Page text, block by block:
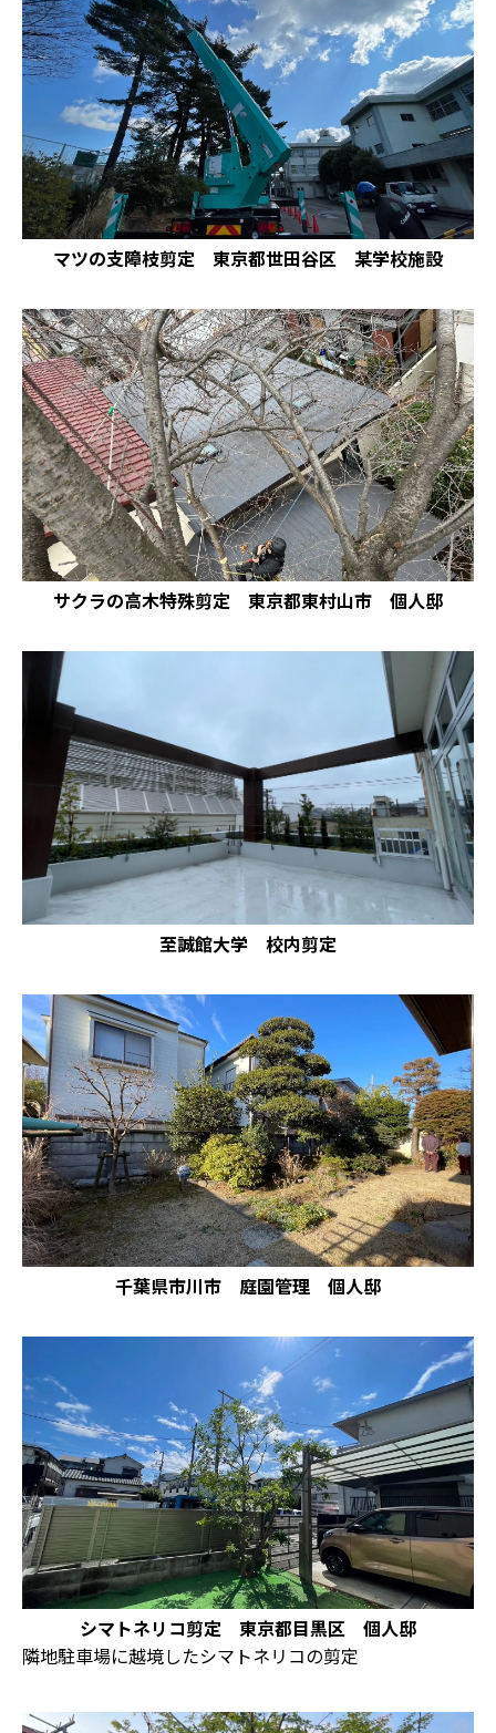
マツの支障枝剪定 東京都世田谷区 某学校施設
サクラの高木特殊剪定 東京都東村山市 個人邸
至誠館大学 校内剪定
千葉県市川市 庭園管理 個人邸
シマトネリコ剪定 東京都目黒区 個人邸
隣地駐車場に越境したシマトネリコの剪定